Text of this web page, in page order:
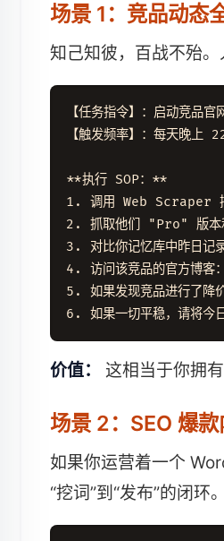
场景 1：竞品动
知己知彼，百战不殆
【任务指令】：启动竞品官
【触发频率】：每天晚上
**执行 SOP：**
1. 调用 Web Scraper
2. 抓取他们 "Pro" 版
3. 对比你记忆库中昨日记录
4. 访问该竞品的官方博
5. 如果发现竞品进行了降
价值： 这相当于你拥
场景 2：SEO 爆
如果你运营着一个
“挖词”到“发布”的闭环。